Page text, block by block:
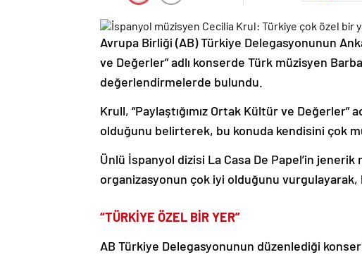
Avrupa Birliği (AB) Türkiye Delegasyonunun
ve Değerler” adlı konserde Türk müzisyen
değerlendirmelerde bulundu.
Krull, “Paylaştığımız Ortak Kültür ve Değerler”
olduğunu belirterek, bu konuda kendisini çok
Ünlü İspanyol dizisi La Casa De Papel’in
organizasyonun çok iyi olduğunu vurgulayarak,
“TÜRKİYE ÖZEL BİR YER”
AB Türkiye Delegasyonunun düzenlediği